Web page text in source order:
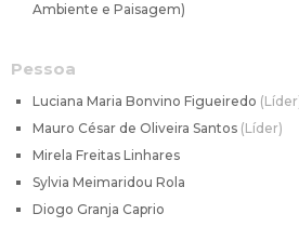
Ambiente e Paisagem)
Pessoa
Mirela Freitas Linhares
Sylvia Meimaridou Rola
Diogo Granja Caprio
Luciana Maria Bonvino Figueiredo Líder
Mauro César de Oliveira Santos Líder